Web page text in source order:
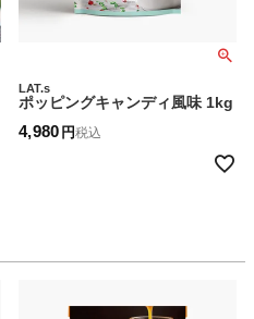
LAT.s
ポッピングキャンディ風味 1kg
4,980 税込